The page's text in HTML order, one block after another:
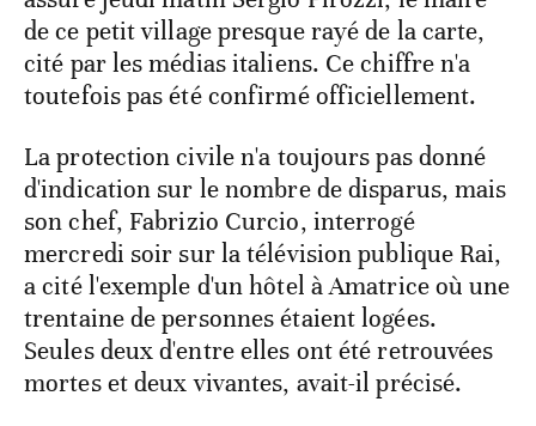
de ce petit village presque rayé de la carte,
cité par les médias italiens. Ce chiffre n'a
toutefois pas été confirmé officiellement.
La protection civile n'a toujours pas donné
d'indication sur le nombre de disparus, mais
son chef, Fabrizio Curcio, interrogé
mercredi soir sur la télévision publique Rai,
a cité l'exemple d'un hôtel à Amatrice où une
trentaine de personnes étaient logées.
Seules deux d'entre elles ont été retrouvées
mortes et deux vivantes, avait-il précisé.